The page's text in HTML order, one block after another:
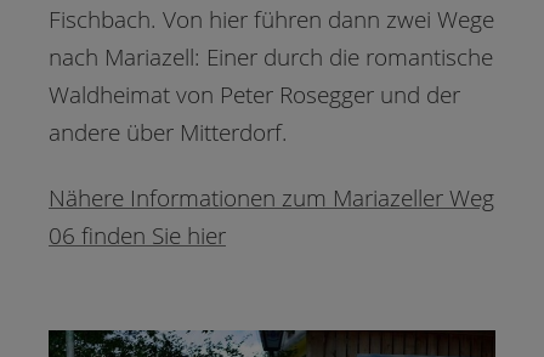
Fischbach. Von hier führen dann zwei Wege
nach Mariazell: Einer durch die romantische
Waldheimat von Peter Rosegger und der
andere über Mitterdorf.
Nähere Informationen zum Mariazeller Weg
06 finden Sie hier